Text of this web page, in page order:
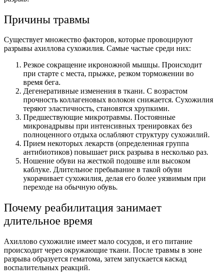
Причины травмы
Существует множество факторов, которые провоцируют
разрывы ахиллова сухожилия. Самые частые среди них:
Резкое сокращение икроножной мышцы. Происходит
при старте с места, прыжке, резком торможении во
время бега.
Дегенеративные изменения в ткани. С возрастом
прочность коллагеновых волокон снижается. Сухожилия
теряют эластичность, становятся хрупкими.
Предшествующие микротравмы. Постоянные
микронадрывы при интенсивных тренировках без
полноценного отдыха ослабляют структуру сухожилий.
Прием некоторых лекарств (определенная группа
антибиотиков) повышает риск разрыва в несколько раз.
Ношение обуви на жесткой подошве или высоком
каблуке. Длительное пребывание в такой обуви
укорачивает сухожилия, делая его более уязвимым при
переходе на обычную обувь.
Почему реабилитация занимает
длительное время
Ахиллово сухожилие имеет мало сосудов, и его питание
происходит через окружающие ткани. После травмы в зоне
разрыва образуется гематома, затем запускается каскад
воспалительных реакций.